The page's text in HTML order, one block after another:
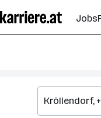
Seiteninhalt
springen
Jobs